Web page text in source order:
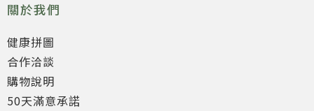
關於我們
健康拼圖
合作洽談
購物說明
50天滿意承諾